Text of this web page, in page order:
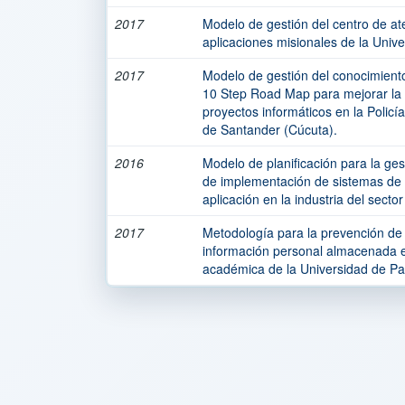
2017
Modelo de gestión del centro de
aplicaciones misionales de la
2017
Modelo de gestión del
10 Step Road Map para mejorar
proyectos informáticos en la
de Santander (Cúcuta).
2016
Modelo de planificación para la
de implementación de sistemas
aplicación en la industria del
2017
Metodología para la prevención
información personal almacenada
académica de la Universidad de